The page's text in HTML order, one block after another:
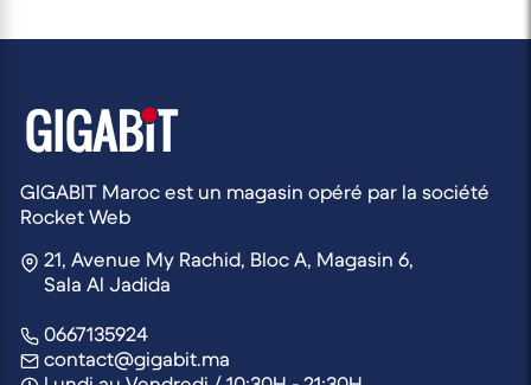
GIGABIT Maroc est un magasin opéré par la société
Rocket Web
21, Avenue My Rachid, Bloc A, Magasin 6,
Sala Al Jadida
0667135924
contact@gigabit.ma